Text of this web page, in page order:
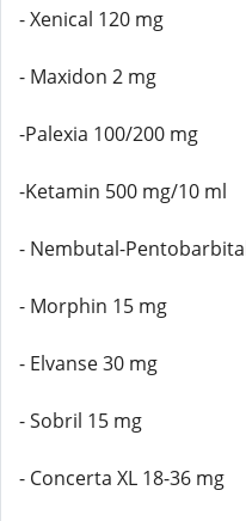
- Xenical 120 mg
- Maxidon 2 mg
-Palexia 100/200 mg
-Ketamin 500 mg/10 ml
- Nembutal-
- Morphin 15 mg
- Elvanse 30 mg
- Sobril 15 mg
- Concerta XL 18-36 mg